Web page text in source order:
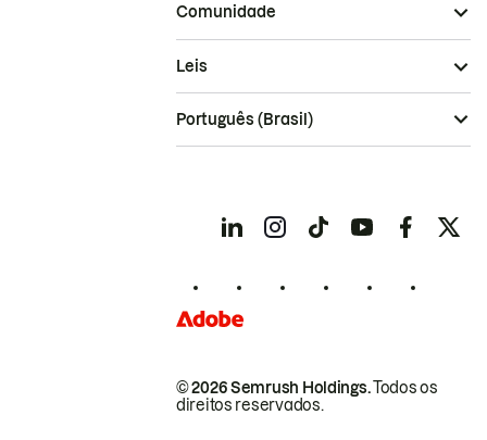
Comunidade
© 2026 Semrush Holdings.Todos os
direitos reservados.
Leis
Português (Brasil)